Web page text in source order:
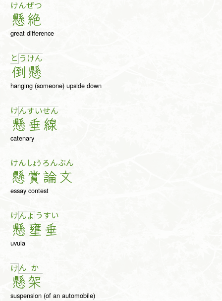
けん
懸
ぜつ
絶
great difference
と う
倒
けん
懸
hanging (someone) upside down
けん
懸
すい
垂
せん
線
catenary
けん
懸
しょう
賞
ろん
論
ぶん
文
essay contest
けん
懸
よ う
壅
すい
垂
uvula
けん
懸
か
架
suspension (of an automobile)